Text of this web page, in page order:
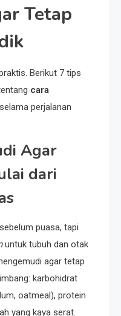
Tetap
Berikut 7 tips
cara
selama perjalanan
Agar
dari
puasa, tapi
untuk tubuh dan otak
agar tetap
karbohidrat
oatmeal), protein
yang kaya serat.